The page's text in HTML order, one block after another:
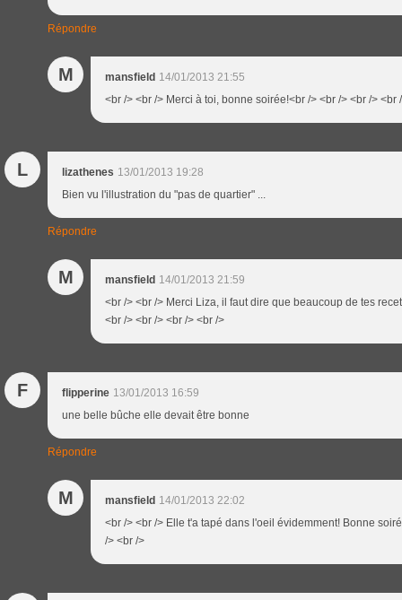
Répondre
M mansfield 14/01/2013 21:55
<br /> <br /> Merci à toi, bonne soirée!<br /> <br /> <br /> <br
L lizathenes 13/01/2013 19:28
Bien vu l'illustration du "pas de quartier" ...
Répondre
M mansfield 14/01/2013 21:59
<br /> <br /> Merci Liza, il faut dire que beaucoup de tes
<br /> <br /> <br /> <br />
F flipperine 13/01/2013 16:59
une belle bûche elle devait être bonne
Répondre
M mansfield 14/01/2013 22:02
<br /> <br /> Elle t'a tapé dans l'oeil évidemment! Bonne
/> <br />